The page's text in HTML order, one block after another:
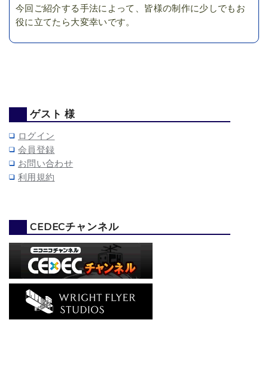
今回ご紹介する手法によって、皆様の制作に少しでもお
役に立てたら大変幸いです。
ゲスト 様
ログイン
会員登録
お問い合わせ
利用規約
CEDECチャンネル